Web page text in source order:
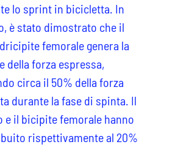
lo sprint in bicicletta. In
è stato dimostrato che il
femorale genera la
della forza espressa,
circa il 50% della forza
durante la fase di spinta. Il
e il bicipite femorale hanno
rispettivamente al 20%